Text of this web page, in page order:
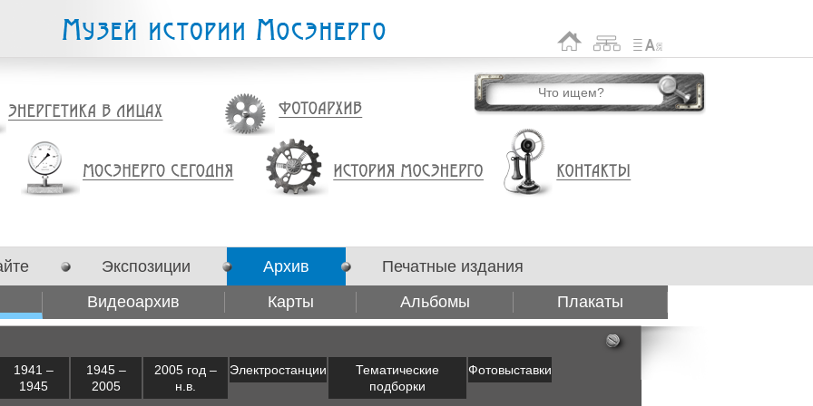
Экспозиции
Архив
Видеоархив Карты Альбомы Плакаты
Печатные издания
1941 –
1945
1945 –
2005
2005 год –
н.в.
Электростанции
Тематические
подборки
Фотовыставки